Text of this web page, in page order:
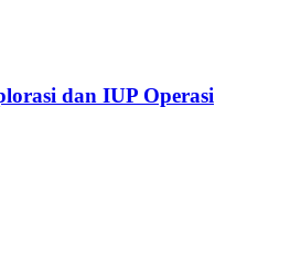
dan IUP Operasi